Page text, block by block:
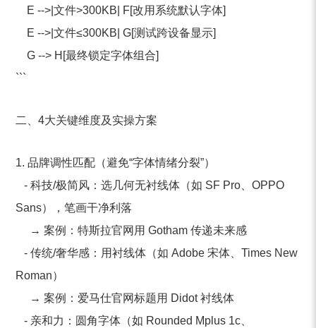
E -->|文件>300KB| F[改用系统默认字体]
E -->|文件≤300KB| G[测试跨设备显示]
G --> H[最终锁定字体组合]
```
二、4大关键维度及实操方案
1. 品牌调性匹配（避免“字体情绪分裂”）
- 科技/极简风：选几何无衬线体（如 SF Pro、OPPO
Sans），笔画干净利落
→ 案例：特斯拉官网用 Gotham 传递未来感
- 传统/奢华感：用衬线体（如 Adobe 宋体、Times New
Roman）
→ 案例：爱马仕官网标题用 Didot 衬线体
- 亲和力：圆角字体（如 Rounded Mplus 1c、